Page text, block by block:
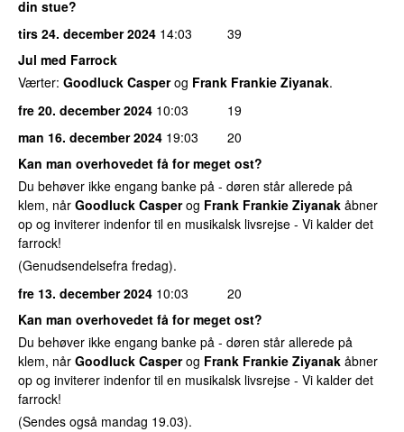
din stue?
tirs 24. december 2024 14:03
39
Jul med Farrock
Værter: Goodluck Casperog Frank Frankie Ziyanak.
fre 20. december 2024 10:03
19
man 16. december 2024 19:03
20
Kan man overhovedet få for meget ost?
Du behøver ikke engang banke på - døren står allerede på
klem, når Goodluck Casperog Frank Frankie Ziyanak åbner
op og inviterer indenfor til en musikalsk livsrejse - Vi kalder det
farrock!
(Genudsendelsefra fredag).
fre 13. december 2024 10:03
20
Kan man overhovedet få for meget ost?
Du behøver ikke engang banke på - døren står allerede på
klem, når Goodluck Casperog Frank Frankie Ziyanak åbner
op og inviterer indenfor til en musikalsk livsrejse - Vi kalder det
farrock!
(Sendes også mandag 19.03).